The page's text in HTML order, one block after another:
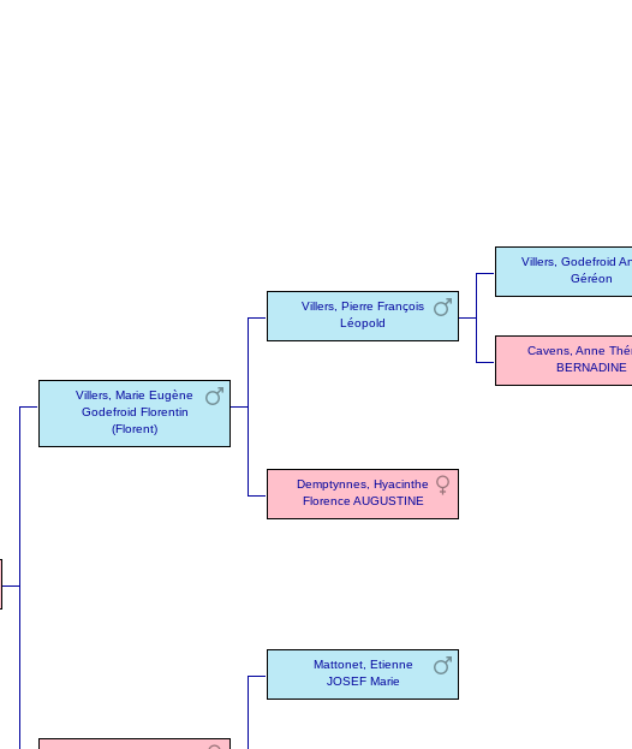
Villers, Marie Eugène
Godefroid Florentin
(Florent)
Villers, Pierre François
Léopold
Villers, Godefroid
Géréon
Cavens, Anne
BERNADINE
Demptynnes, Hyacinthe
Florence AUGUSTINE
Mattonet, Etienne
JOSEF Marie